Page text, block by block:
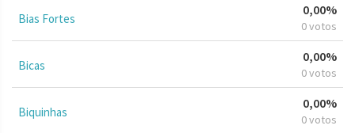
Bias Fortes
0,00%
0 votos
Bicas
0,00%
0 votos
Biquinhas
0,00%
0 votos